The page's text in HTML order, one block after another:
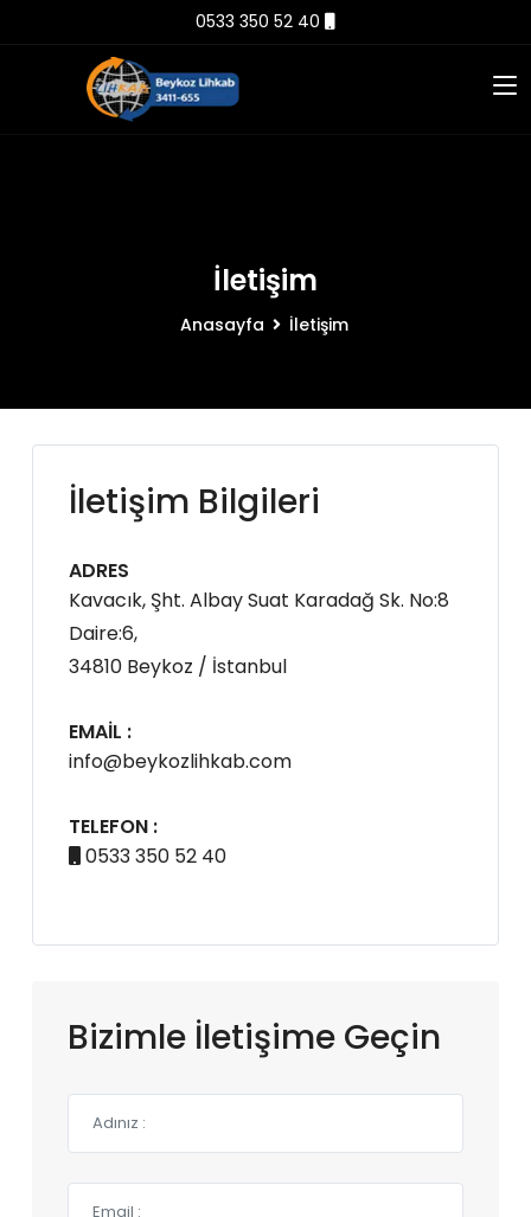
0533 350 52 40
İletişim
Anasayfa İletişim
İletişim Bilgileri
ADRES
Kavacık, Şht. Albay Suat Karadağ Sk. No:8
Daire:6,
34810 Beykoz / İstanbul
EMAIL :
info@beykozlihkab.com
TELEFON :
0533 350 52 40
Bizimle İletişime Geçin